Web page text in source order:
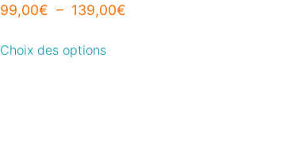
99,00€ – 139,00€
Choix des options